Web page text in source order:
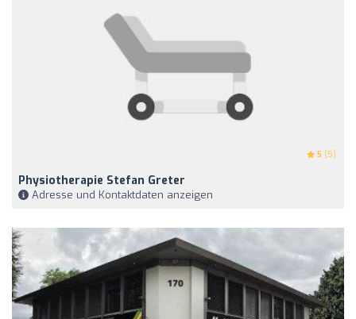
5 (5)
Physiotherapie Stefan Greter
Adresse und Kontaktdaten anzeigen